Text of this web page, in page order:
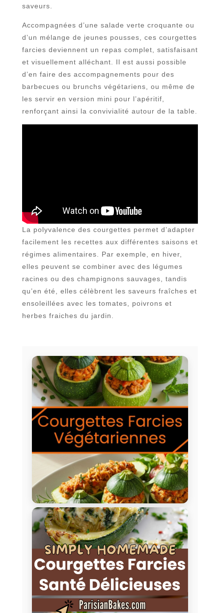
saveurs.
Accompagnées d’une salade verte croquante ou
d’un mélange de jeunes pousses, ces courgettes
farcies deviennent un repas complet, satisfaisant
et visuellement alléchant. Il est aussi possible
d’en faire des accompagnements pour des
barbecues ou brunchs végétariens, ou même de
les servir en version mini pour l’apéritif,
renforçant ainsi la convivialité autour de la table.
La polyvalence des courgettes permet d’adapter
facilement les recettes aux différentes saisons et
régimes alimentaires. Par exemple, en hiver,
elles peuvent se combiner avec des légumes
racines ou des champignons sauvages, tandis
qu’en été, elles célèbrent les saveurs fraîches et
ensoleillées avec les tomates, poivrons et
herbes fraiches du jardin.